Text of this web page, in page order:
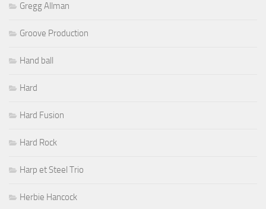
Gregg Allman
Groove Production
Hand ball
Hard
Hard Fusion
Hard Rock
Harp et Steel Trio
Herbie Hancock